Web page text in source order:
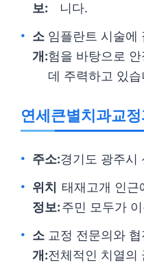
보:
니다.
소
개:
임플란트 시술에
험을 바탕으로
데 주력하고 있습
연세큰별치과교
주소:경기도 광주시
위치
정보:
태재고개 인근
주민 모두가
소
개:
교정 전문의와
전체적인 치열의